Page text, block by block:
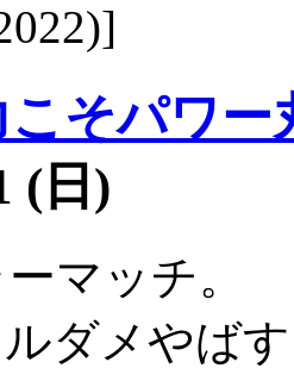
こそパワ
(日)
マッチ。
ダメやば